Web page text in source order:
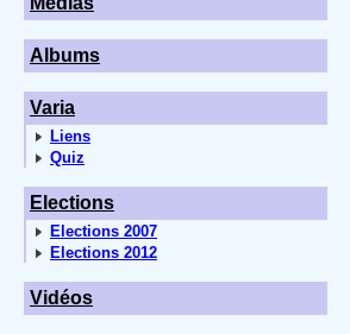
Albums
Varia
Liens
Quiz
Elections
Elections 2007
Elections 2012
Vidéos